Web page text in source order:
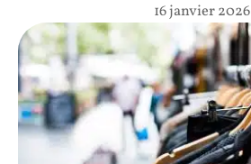
16 janvier 2026